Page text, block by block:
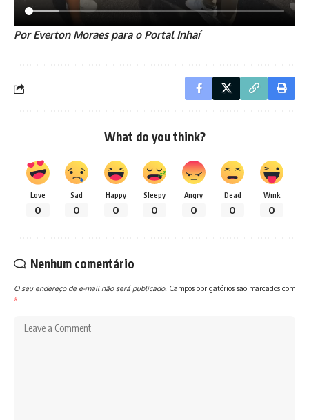
Por Everton Moraes para o Portal Inhaí
What do you think?
Love
0
Sad
0
Happy
0
Sleepy
0
Angry
0
Dead
0
Wink
0
Nenhum comentário
O seu endereço de e-mail não será publicado. Campos obrigatórios são marcados com
*